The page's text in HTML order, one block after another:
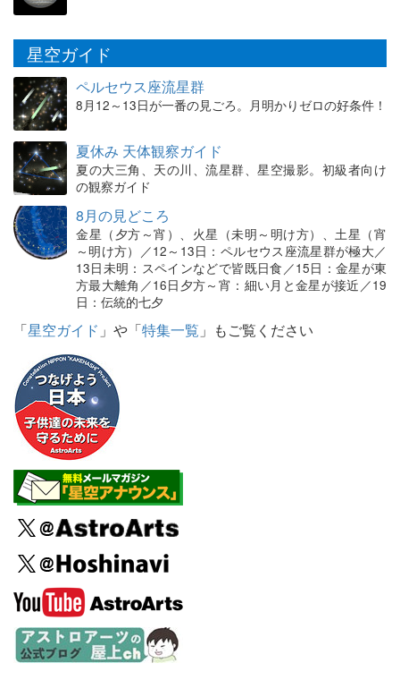
星空ガイド
ペルセウス座流星群
8月12～13日が一番の見ごろ。月明かりゼロの好条件！
夏休み 天体観察ガイド
夏の大三角、天の川、流星群、星空撮影。初級者向け
の観察ガイド
8月の見どころ
金星（夕方～宵）、火星（未明～明け方）、土星（宵
～明け方）／12～13日：ペルセウス座流星群が極大／
13日未明：スペインなどで皆既日食／15日：金星が東
方最大離角／16日夕方～宵：細い月と金星が接近／19
日：伝統的七夕
「星空ガイド 」や「特集一覧 」もご覧ください